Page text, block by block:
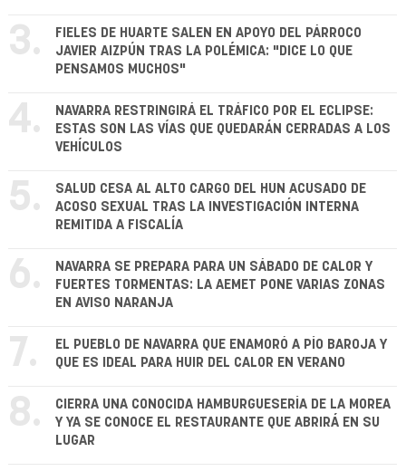
3.
FIELES DE HUARTE SALEN EN APOYO DEL PÁRROCO
JAVIER AIZPÚN TRAS LA POLÉMICA: "DICE LO QUE
PENSAMOS MUCHOS"
4.
NAVARRA RESTRINGIRÁ EL TRÁFICO POR EL ECLIPSE:
ESTAS SON LAS VÍAS QUE QUEDARÁN CERRADAS A LOS
VEHÍCULOS
5.
SALUD CESA AL ALTO CARGO DEL HUN ACUSADO DE
ACOSO SEXUAL TRAS LA INVESTIGACIÓN INTERNA
REMITIDA A FISCALÍA
6.
NAVARRA SE PREPARA PARA UN SÁBADO DE CALOR Y
FUERTES TORMENTAS: LA AEMET PONE VARIAS ZONAS
EN AVISO NARANJA
7.
EL PUEBLO DE NAVARRA QUE ENAMORÓ A PÍO BAROJA Y
QUE ES IDEAL PARA HUIR DEL CALOR EN VERANO
8.
CIERRA UNA CONOCIDA HAMBURGUESERÍA DE LA MOREA
Y YA SE CONOCE EL RESTAURANTE QUE ABRIRÁ EN SU
LUGAR